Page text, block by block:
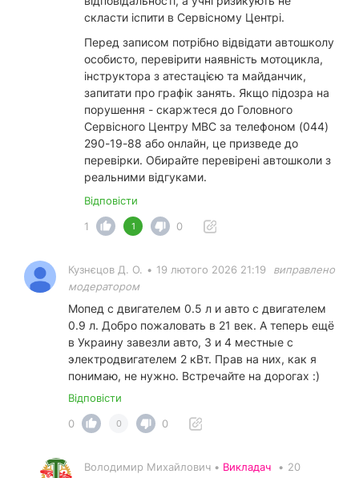
скласти іспити в Сервісному Центрі.
Перед записом потрібно відвідати автошколу
особисто, перевірити наявність мотоцикла,
інструктора з атестацією та майданчик,
запитати про графік занять. Якщо підозра на
порушення - скаржтеся до Головного
Сервісного Центру МВС за телефоном (044)
290-19-88 або онлайн, це призведе до
перевірки. Обирайте перевірені автошколи з
реальними відгуками.
Відповісти
1
1 0
Кузнєцов Д. О. • 19 лютого 2026 21:19
виправлено
модератором
Мопед с двигателем 0.5 л и авто с двигателем
0.9 л. Добро пожаловать в 21 век. А теперь ещё
в Украину завезли авто, 3 и 4 местные с
электродвигателем 2 кВт. Прав на них, как я
понимаю, не нужно. Встречайте на дорогах :)
Відповісти
0
0 0
Володимир Михайлович • Викладач • 20